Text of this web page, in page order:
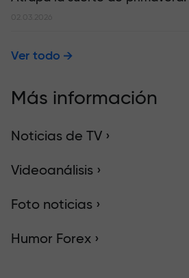
02.03.2026
Ver todo
Más información
Noticias de TV ›
Videoanálisis ›
Foto noticias ›
Humor Forex ›